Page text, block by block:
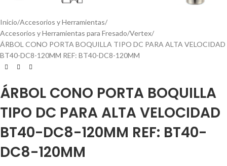
Inicio Accesorios y Herramientas
Accesorios y Herramientas para Fresado Vertex
ÁRBOL CONO PORTA BOQUILLA TIPO DC PARA ALTA VELOCIDAD
BT40-DC8-120MM REF: BT40-DC8-120MM
ÁRBOL CONO PORTA BOQUILLA
TIPO DC PARA ALTA VELOCIDAD
BT40-DC8-120MM REF: BT40-
DC8-120MM